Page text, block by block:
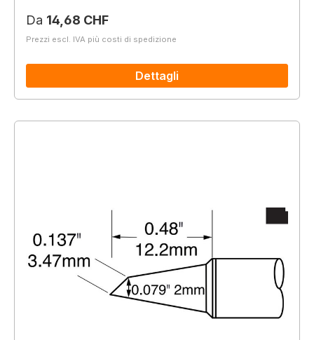
Prezzo normale:
Da 14,68 CHF
Prezzi escl. IVA più costi di spedizione
Dettagli